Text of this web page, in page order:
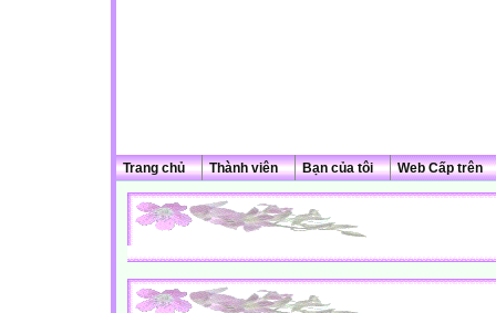
Trang chủ Thành viên Bạn của tôi Web Cấp trên